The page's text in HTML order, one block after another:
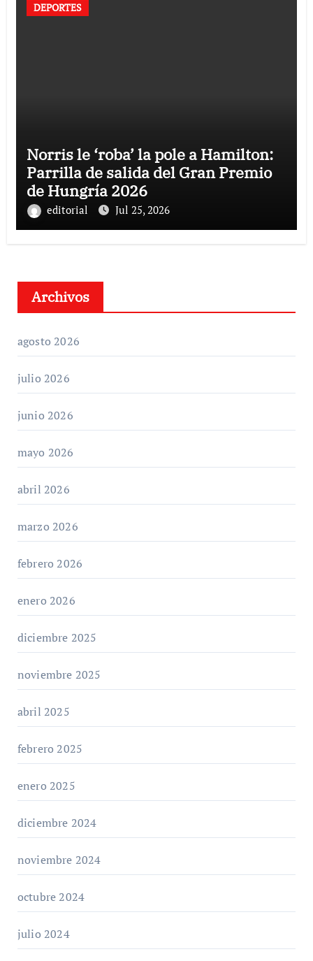
DEPORTES
Norris le ‘roba’ la pole a Hamilton:
Parrilla de salida del Gran Premio
de Hungría 2026
editorial Jul 25, 2026
Archivos
agosto 2026
julio 2026
junio 2026
mayo 2026
abril 2026
marzo 2026
febrero 2026
enero 2026
diciembre 2025
noviembre 2025
abril 2025
febrero 2025
enero 2025
diciembre 2024
noviembre 2024
octubre 2024
julio 2024